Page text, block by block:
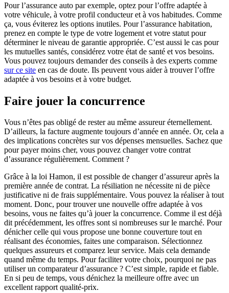
Pour l’assurance auto par exemple, optez pour l’offre adaptée à
votre véhicule, à votre profil conducteur et à vos habitudes. Comme
ça, vous éviterez les options inutiles. Pour l’assurance habitation,
prenez en compte le type de votre logement et votre statut pour
déterminer le niveau de garantie appropriée. C’est aussi le cas pour
les mutuelles santés, considérez votre état de santé et vos besoins.
Vous pouvez toujours demander des conseils à des experts comme
sur ce site en cas de doute. Ils peuvent vous aider à trouver l’offre
adaptée à vos besoins et à votre budget.
Faire jouer la concurrence
Vous n’êtes pas obligé de rester au même assureur éternellement.
D’ailleurs, la facture augmente toujours d’année en année. Or, cela a
des implications concrètes sur vos dépenses mensuelles. Sachez que
pour payer moins cher, vous pouvez changer votre contrat
d’assurance régulièrement. Comment ?
Grâce à la loi Hamon, il est possible de changer d’assureur après la
première année de contrat. La résiliation ne nécessite ni de pièce
justificative ni de frais supplémentaire. Vous pouvez la réaliser à tout
moment. Donc, pour trouver une nouvelle offre adaptée à vos
besoins, vous ne faites qu’à jouer la concurrence. Comme il est déjà
dit précédemment, les offres sont si nombreuses sur le marché. Pour
dénicher celle qui vous propose une bonne couverture tout en
réalisant des économies, faites une comparaison. Sélectionnez
quelques assureurs et comparez leur service. Mais cela demande
quand même du temps. Pour faciliter votre choix, pourquoi ne pas
utiliser un comparateur d’assurance ? C’est simple, rapide et fiable.
En si peu de temps, vous dénichez la meilleure offre avec un
excellent rapport qualité-prix.